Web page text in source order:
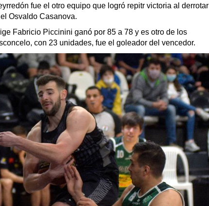
fue el otro equipo que logró repitr victoria al derrotar
Osvaldo Casanova.
Fabricio Piccinini ganó por 85 a 78 y es otro de los
con 23 unidades, fue el goleador del vencedor.